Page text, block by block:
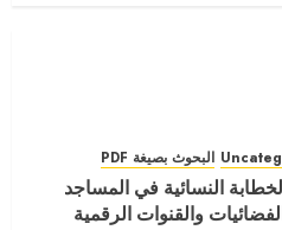
الدولية العدد السابع
2021
0
البحوث بصيغة PDF
النسائية في المساجد
والقنوات الرقمية